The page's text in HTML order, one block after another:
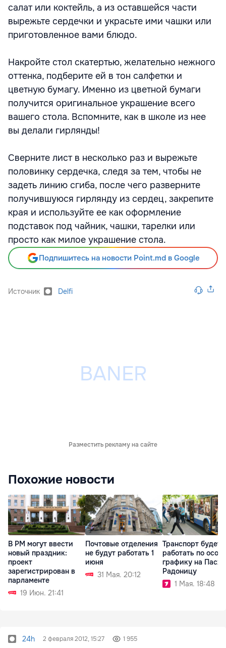
салат или коктейль, а из оставшейся части
вырежьте сердечки и украсьте ими чашки или
приготовленное вами блюдо.
Накройте стол скатертью, желательно нежного
оттенка, подберите ей в тон салфетки и
цветную бумагу. Именно из цветной бумаги
получится оригинальное украшение всего
вашего стола. Вспомните, как в школе из нее
вы делали гирлянды!
Сверните лист в несколько раз и вырежьте
половинку сердечка, следя за тем, чтобы не
задеть линию сгиба, после чего разверните
получившуюся гирлянду из сердец, закрепите
края и используйте ее как оформление
подставок под чайник, чашки, тарелки или
просто как милое украшение стола.
Подпишитесь на новости Point.md в Google
Источник Delfi
Разместить рекламу на сайте
Похожие новости
В РМ могут ввести
новый праздник:
проект
зарегистрирован в
парламенте
19 Июн. 21:41
Почтовые отделения
не будут работать 1
июня
31 Мая. 20:12
Транспорт будет
работать по
графику на
Радоницу
1 Мая. 18:48
24h 2 февраля 2012, 15:27 1 955